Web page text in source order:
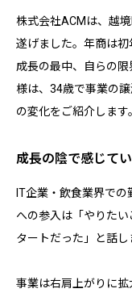
株式会社ACMは、越
遂げました。年商は初
成長の最中、自らの
様は、34歳で事業の
の変化をご紹介します。
成長の陰で感じて
IT企業・飲食業界で
への参入は「やりた
タートだった」と話し
事業は右肩上がりに拡